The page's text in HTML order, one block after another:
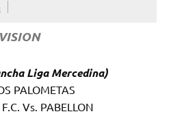
Liga Mercedina)
PALOMETAS
Vs. PABELLON